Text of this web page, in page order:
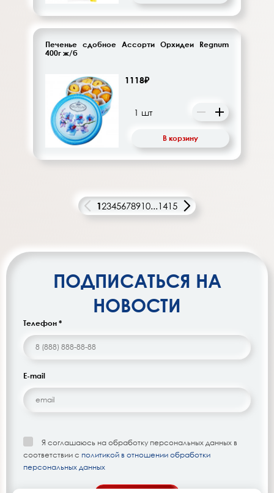
Печенье сдобное Ассорти Орхидеи Regnum
400г ж/б
1118₽
В корзину
12345678910...1415
ПОДПИСАТЬСЯ НА
НОВОСТИ
Телефон *
E-mail
Я соглашаюсь на обработку персональных данных в
соответствии с политикой в отношении обработки
персональных данных